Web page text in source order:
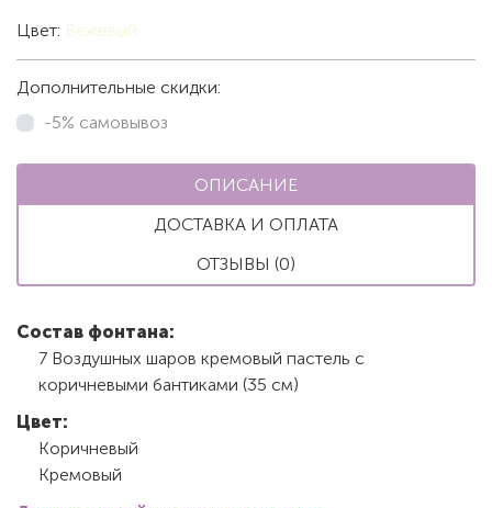
Цвет: Бежевый
Дополнительные скидки:
-5% самовывоз
ОПИСАНИЕ
ДОСТАВКА И ОПЛАТА
ОТЗЫВЫ (0)
Состав фонтана:
7 Воздушных шаров кремовый пастель с
коричневыми бантиками (35 см)
Цвет:
Коричневый
Кремовый